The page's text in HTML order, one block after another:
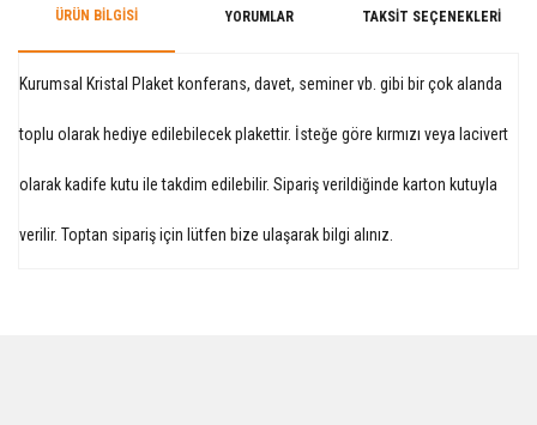
ÜRÜN BILGISI YORUMLAR TAKSIT SEÇENEKLERI
Kurumsal Kristal Plaket konferans, davet, seminer vb. gibi bir çok alanda
toplu olarak hediye edilebilecek plakettir. İsteğe göre kırmızı veya lacivert
olarak kadife kutu ile takdim edilebilir. Sipariş verildiğinde karton kutuyla
verilir. Toptan sipariş için lütfen bize ulaşarak bilgi alınız.